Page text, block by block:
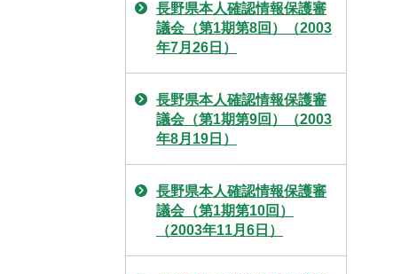
長野県本人確認情報保護審
議会（第1期第8回）（2003
年7月26日）
長野県本人確認情報保護審
議会（第1期第9回）（2003
年8月19日）
長野県本人確認情報保護審
議会（第1期第10回）
（2003年11月6日）